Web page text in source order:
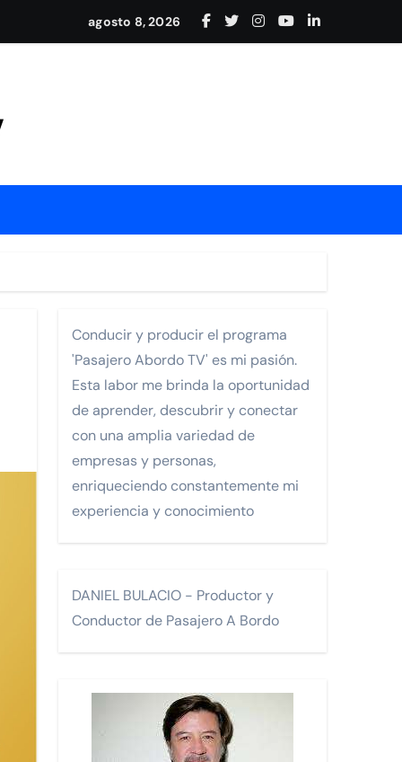
en Nayarit
conexión internacional
de Nayarit.
Cabos Pedregal
para la comunidad LGTBI en un encuentro
agosto 8, 2026
Conducir y producir el programa
'Pasajero Abordo TV' es mi pasión.
Esta labor me brinda la oportunidad
de aprender, descubrir y conectar
con una amplia variedad de
empresas y personas,
enriqueciendo constantemente mi
experiencia y conocimiento
DANIEL BULACIO - Productor y
Conductor de Pasajero A Bordo